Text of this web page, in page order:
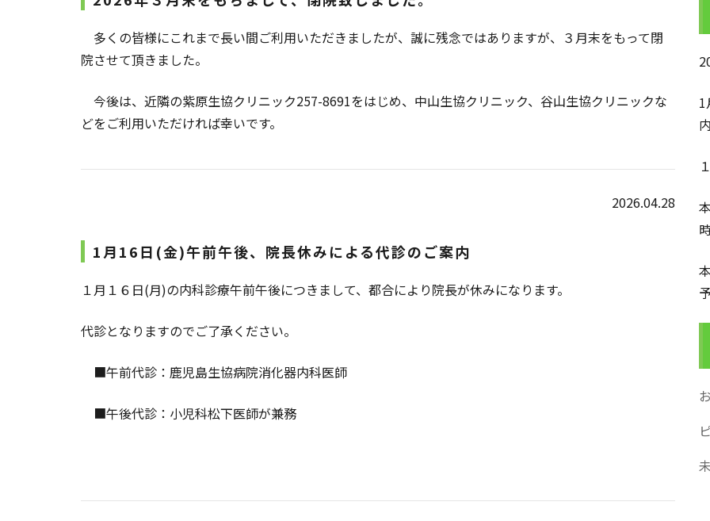
多くの皆様にこれまで長い間ご利用いただきましたが、誠に残念ではありますが、３月末をもって閉
院させて頂きました。
今後は、近隣の紫原生協クリニック257-8691をはじめ、中山生協クリニック、谷山生協クリニックな
どをご利用いただければ幸いです。
2026.04.28
1月16日(金)午前午後、院長休みによる代診のご案内
１月１６日(月)の内科診療午前午後につきまして、都合により院長が休みになります。
代診となりますのでご了承ください。
■午前代診：鹿児島生協病院消化器内科医師
■午後代診：小児科松下医師が兼務
1